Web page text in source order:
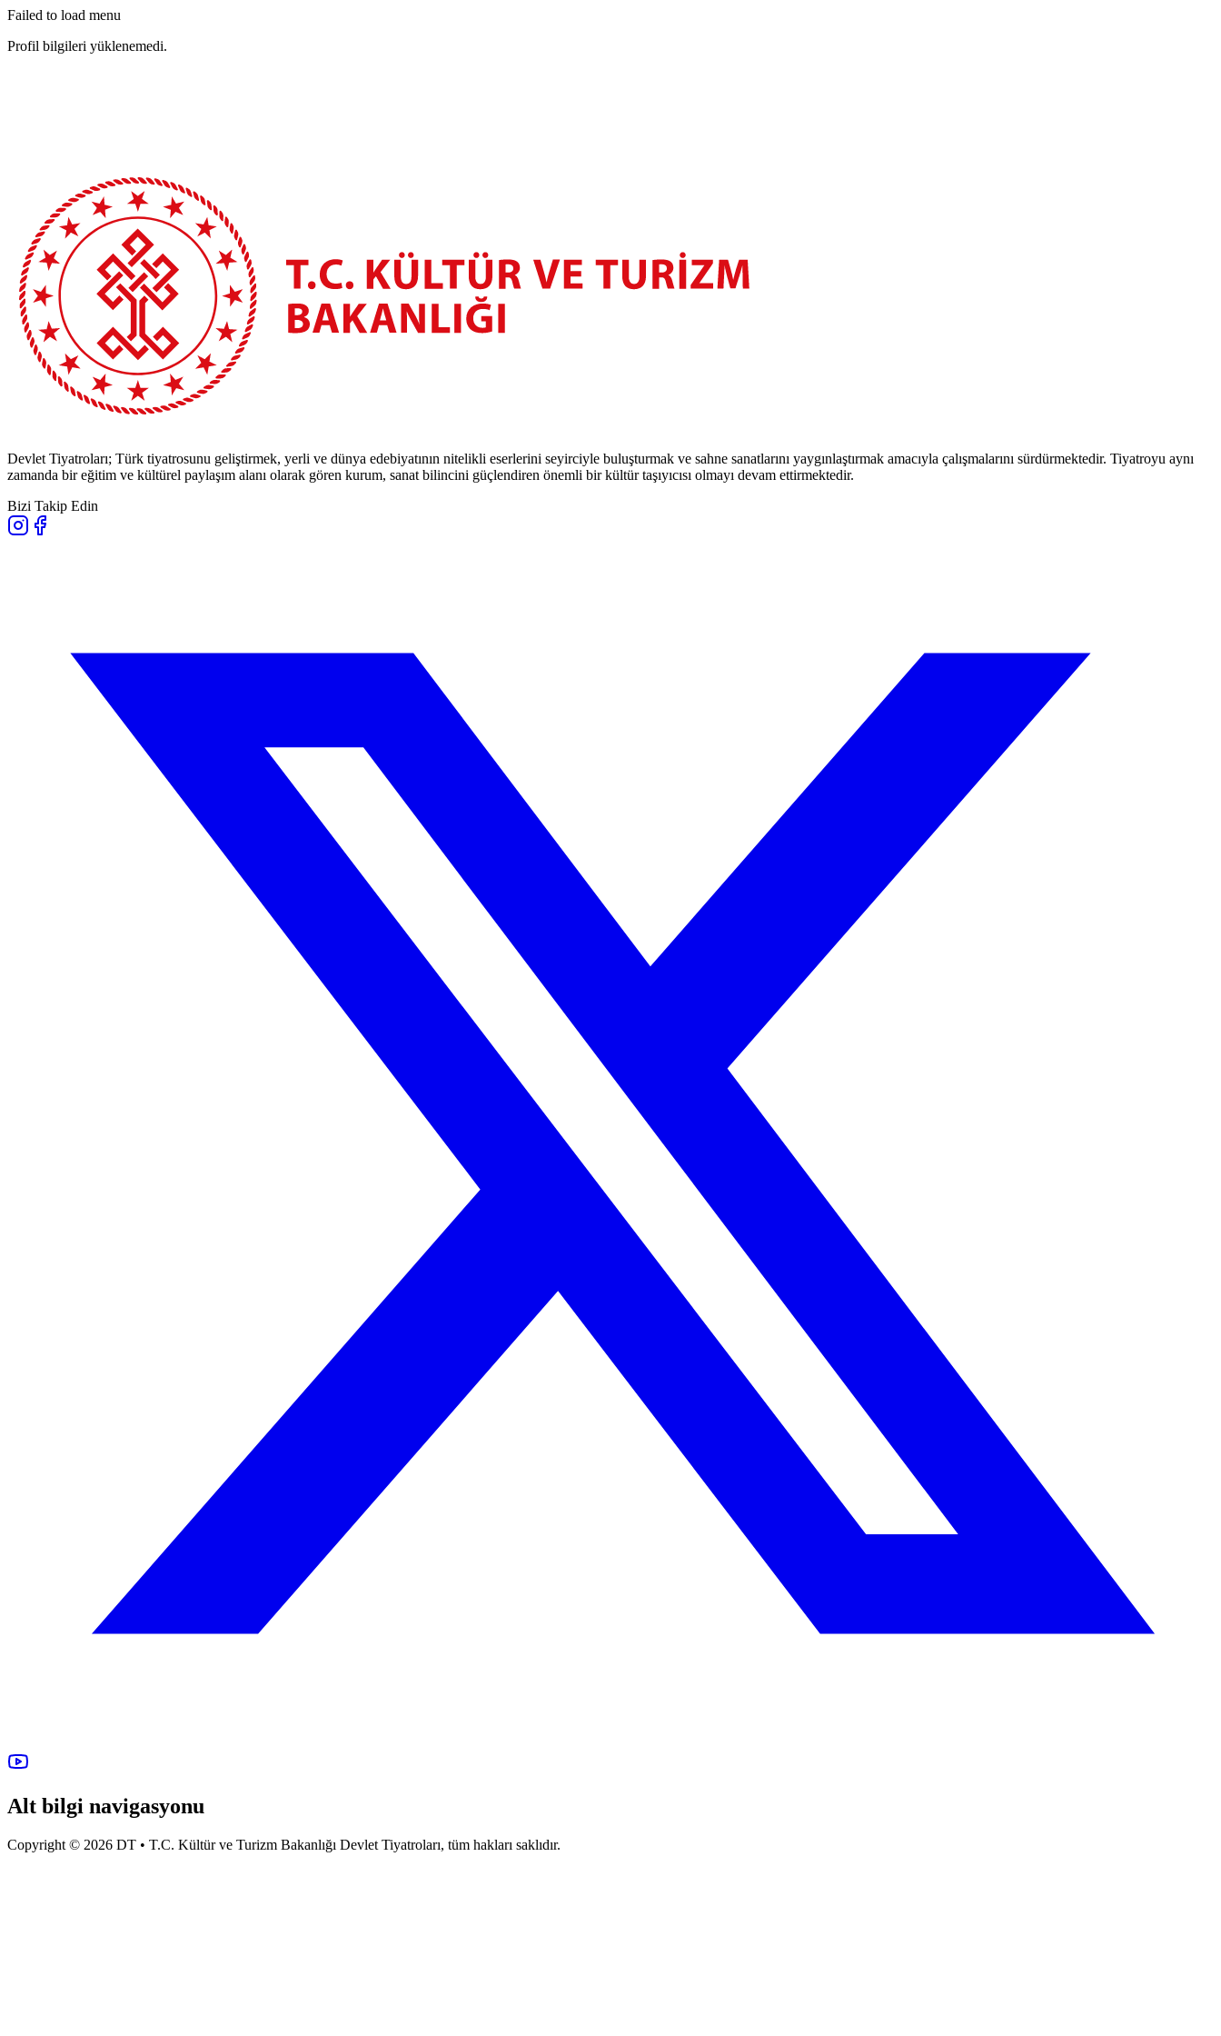
Failed to load menu
Profil bilgileri yüklenemedi.
Devlet Tiyatroları; Türk tiyatrosunu geliştirmek, yerli ve dünya edebiyatının nitelikli eserlerini seyirciyle buluşturmak ve sahne sanatlarını yaygınlaştırmak amacıyla çalışmalarını sürdürmektedir. Tiyatroyu aynı
zamanda bir eğitim ve kültürel paylaşım alanı olarak gören kurum, sanat bilincini güçlendiren önemli bir kültür taşıyıcısı olmayı devam ettirmektedir.
Bizi Takip Edin
Alt bilgi navigasyonu
Copyright © 2026 DT • T.C. Kültür ve Turizm Bakanlığı Devlet Tiyatroları, tüm hakları saklıdır.